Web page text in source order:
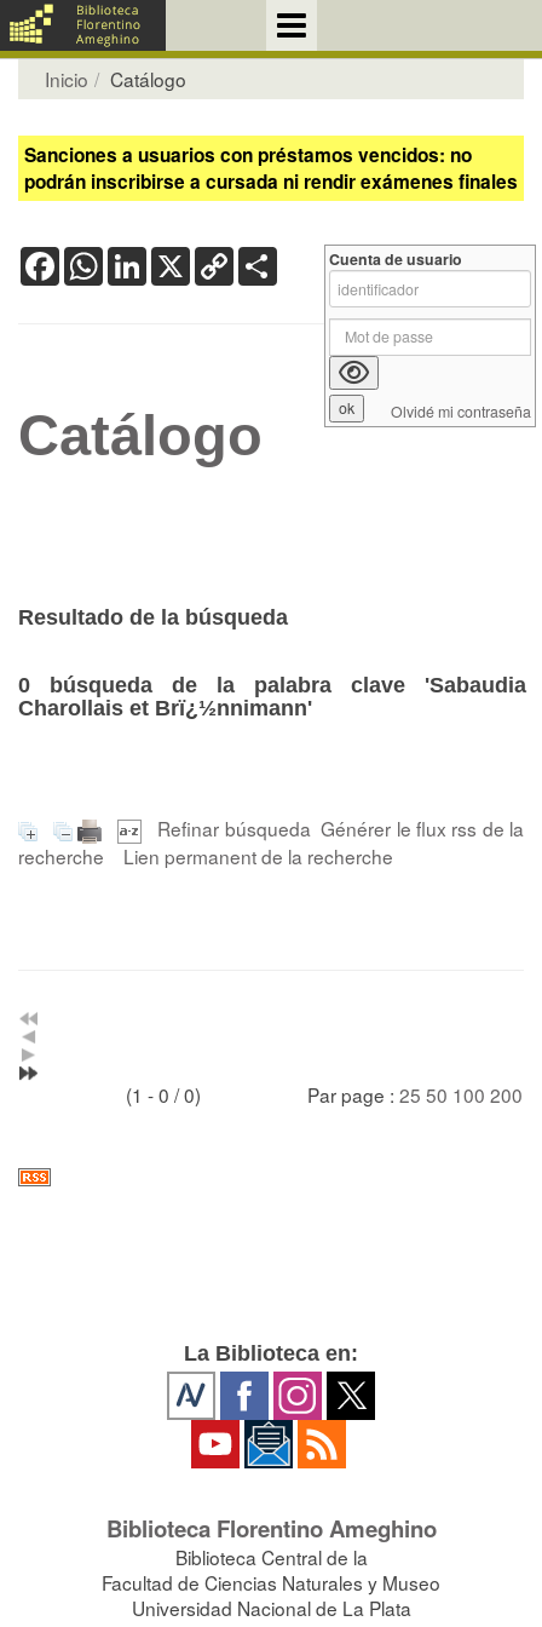
Inicio Catálogo
Sanciones a usuarios con préstamos vencidos: no
podrán inscribirse a cursada ni rendir exámenes finales
FacebookWhatsApp
LinkedIn
X Copy
Link
Catálogo
Resultado de la búsqueda
0 búsqueda de la palabra clave 'Sabaudia
Charollais et Brï¿½nnimann'
Refinar búsqueda Générer le flux rss de la
recherche
Lien permanent de la recherche
(1 - 0 / 0) Par page : 25 50 100 200
Cuenta de usuario
Olvidé mi contraseña
La Biblioteca en:
Biblioteca Florentino Ameghino
Biblioteca Central de la
Facultad de Ciencias Naturales y Museo
Universidad Nacional de La Plata